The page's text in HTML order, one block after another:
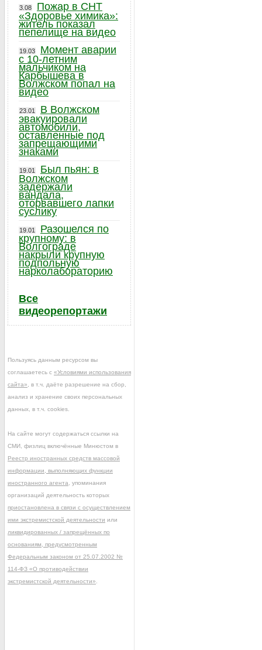
3.08
Пожар в СНТ
«Здоровье химика»:
житель показал
пепелище на видео
19.03
Момент аварии
с 10-летним
мальчиком на
Карбышева в
Волжском попал на
видео
23.01
В Волжском
эвакуировали
автомобили,
оставленные под
запрещающими
знаками
19.01
Был пьян: в
Волжском
задержали
вандала,
оторвавшего лапки
суслику
19.01
Разошелся по
крупному: в
Волгограде
накрыли крупную
подпольную
нарколабораторию
Все
видеорепортажи
Пользуясь данным ресурсом вы
соглашаетесь с «Условиями использования
сайта» , в т.ч. даёте разрешение на сбор,
анализ и хранение своих персональных
данных, в т.ч. cookies.
На сайте могут содержаться ссылки на
СМИ, физлиц включённые Минюстом в
Реестр иностранных средств массовой
информации, выполняющих функции
иностранного агента , упоминания
организаций деятельность которых
приостановлена в связи с осуществлением
ими экстремистской деятельности или
ликвидированных / запрещённых по
основаниям, предусмотренным
Федеральным законом от 25.07.2002 №
114-ФЗ «О противодействии
экстремистской деятельности»